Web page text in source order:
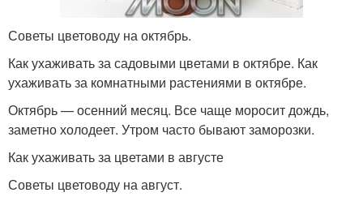
Советы цветоводу на октябрь.
Как ухаживать за садовыми цветами в октябре. Как
ухаживать за комнатными растениями в октябре.
Октябрь — осенний месяц. Все чаще моросит дождь,
заметно холодеет. Утром часто бывают заморозки.
Как ухаживать за цветами в августе
Советы цветоводу на август.